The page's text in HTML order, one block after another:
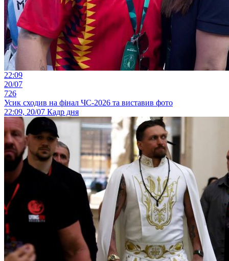
22:09
20/07
726
Усик сходив на фінал ЧС-2026 та виставив фото
22:09, 20/07 Кадр дня